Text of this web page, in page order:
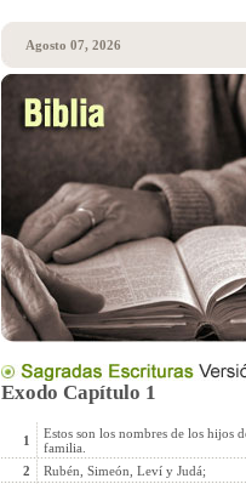
Agosto 07, 2026
Exodo Capítulo 1
1
Estos son los nombres de los hijos
familia.
2
Rubén, Simeón, Leví y Judá;